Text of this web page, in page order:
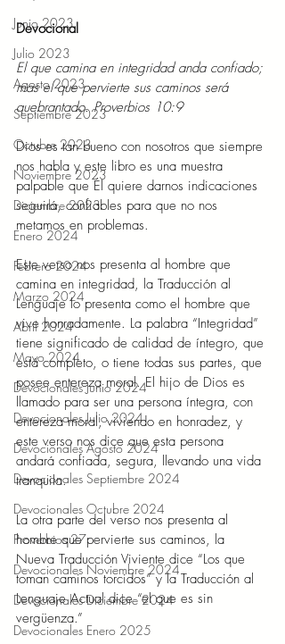
Junio 2023
Julio 2023
Agosto 2023
Septiembre 2023
Octubre 2023
Noviembre 2023
Diciembre 2023
Enero 2024
Febrero 2024
Marzo 2024
Abril 2024
Mayo 2024
Devocionales Junio 2024
Devocionales Julio 2024
Devocionales Agosto 2024
Devocionales Septiembre 2024
Devocionales Octubre 2024
Proverbios 27
Devocionales Noviembre 2024
Devocionales Diciembre 2024
Devocionales Enero 2025
Devocional
El que camina en integridad anda confiado;
mas el que pervierte sus caminos será
quebrantado. Proverbios 10:9
Dios es tan bueno con nosotros que siempre
nos habla y este libro es una muestra
palpable que Él quiere darnos indicaciones
seguirá, confiables para que no nos
metamos en problemas.
Este verso nos presenta al hombre que
camina en integridad, la Traducción al
Lenguaje lo presenta como el hombre que
vive honradamente. La palabra “Integridad”
tiene significado de calidad de íntegro, que
está completo, o tiene todas sus partes, que
posee entereza moral. El hijo de Dios es
llamado para ser una persona íntegra, con
entereza moral, viviendo en honradez, y
este verso nos dice que esta persona
andará confiada, segura, llevando una vida
tranquila.
La otra parte del verso nos presenta al
hombre que pervierte sus caminos, la
Nueva Traducción Viviente dice “Los que
toman caminos torcidos” y la Traducción al
Lenguaje Actual dice “el que es sin
vergüenza.”